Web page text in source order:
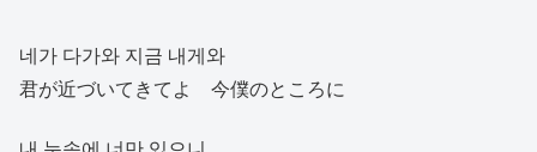
네가 다가와 지금 내게와
君が近づいてきてよ 今僕のところに